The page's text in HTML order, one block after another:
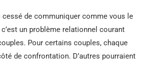
cessé de communiquer comme vous le
un problème relationnel courant
Pour certains couples, chaque
de confrontation. D’autres pourraient